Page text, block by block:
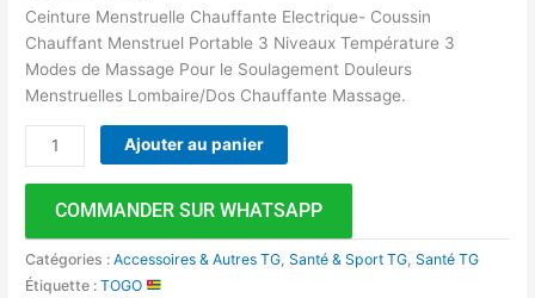
Ceinture Menstruelle Chauffante Electrique- Coussin
Chauffant Menstruel Portable 3 Niveaux Température 3
Modes de Massage Pour le Soulagement Douleurs
Menstruelles Lombaire/Dos Chauffante Massage.
Ajouter au panier
COMMANDER SUR WHATSAPP
Catégories :Accessoires & Autres TG ,Santé & Sport TG ,Santé TG
Étiquette :TOGO